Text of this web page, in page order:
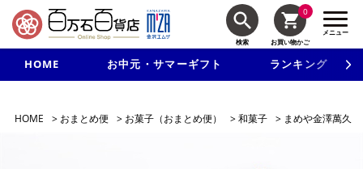
検索
0
お買い物かご
メニュー
HOME お中元・サマーギフト ランキング
新規入会で3千円以上で使える500円クーポンを進呈！
HOME > おまとめ便 > お菓子（おまとめ便） >和菓子 > まめや金澤萬久